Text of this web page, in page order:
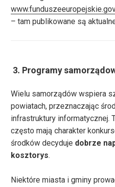
– tam publikowane są
3. Programy
Wielu samorządów wspiera
powiatach, przeznaczając
infrastruktury informatycznej.
często mają charakter
środków decyduje dobrze
kosztorys.
Niektóre miasta i gminy